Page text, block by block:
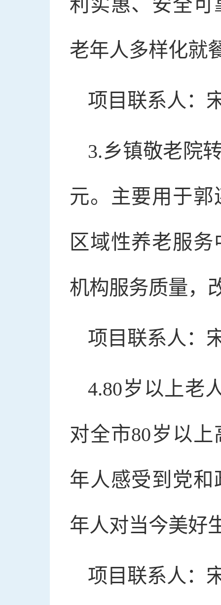
利实惠、安全
老年人多样化就
项目联系人：
3.乡镇敬老院
元。主要用于
区域性养老服
机构服务质量，
项目联系人：
4.80岁以上老
对全市80岁以
年人感受到党
年人对当今美好
项目联系人：